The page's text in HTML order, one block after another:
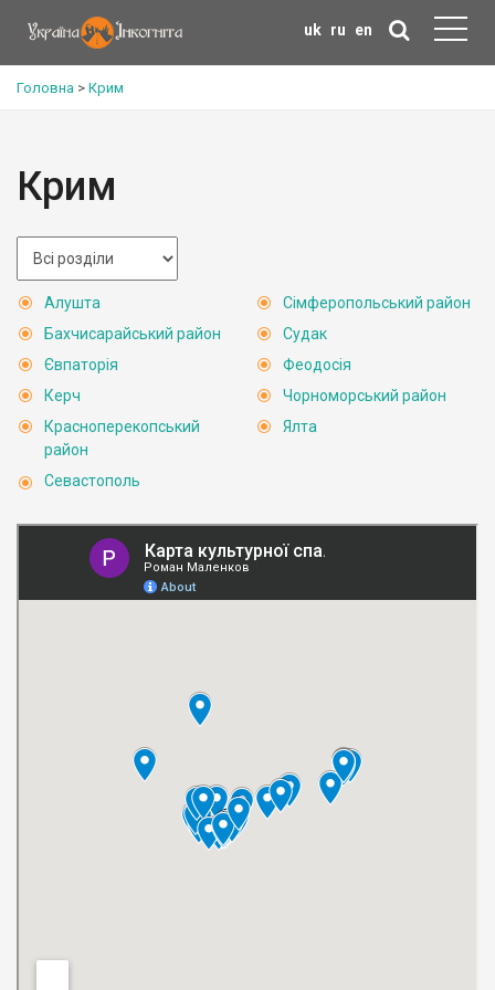
uk ru en
Головна > Крим
Крим
Алушта
Бахчисарайський район
Євпаторія
Керч
Красноперекопський
район
Севастополь
Сімферопольський район
Судак
Феодосія
Чорноморський район
Ялта